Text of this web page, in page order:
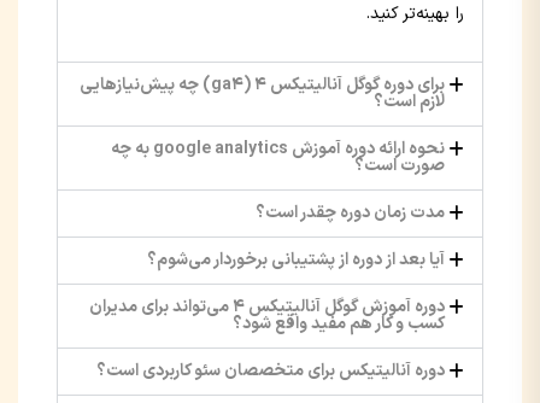
را بهینه‌تر کنید.
برای دوره گوگل آنالیتیکس 4 (ga4) چه پیش‌نیازهایی
لازم است؟
نحوه ارائه دوره آموزش google analytics به چه
صورت است؟
مدت زمان دوره چقدر است؟
آیا بعد از دوره از پشتیبانی برخوردار می‌شوم؟
دوره آموزش گوگل آنالیتیکس 4 می‌تواند برای مدیران
کسب و کار هم مفید واقع شود؟
دوره آنالیتیکس برای متخصصان سئو کاربردی است؟